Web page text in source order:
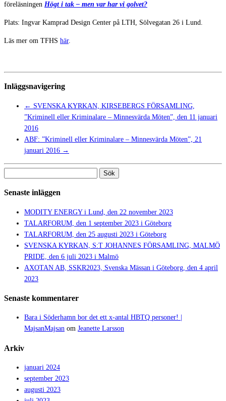
föreläsningen Högt i tak – men var har vi golvet?
Plats: Ingvar Kamprad Design Center på LTH, Sölvegatan 26 i Lund.
Läs mer om TFHS här.
Inläggsnavigering
← SVENSKA KYRKAN, KIRSEBERGS FÖRSAMLING,
”Kriminell eller Kriminalare – Minnesvärda Möten”, den 11 januari
2016
ABF: ”Kriminell eller Kriminalare – Minnesvärda Möten”, 21
januari 2016 →
Senaste inläggen
MODITY ENERGY i Lund, den 22 november 2023
TALARFORUM, den 1 september 2023 i Göteborg
TALARFORUM, den 25 augusti 2023 i Göteborg
SVENSKA KYRKAN, S:T JOHANNES FÖRSAMLING, MALMÖ
PRIDE, den 6 juli 2023 i Malmö
AXOTAN AB, SSKR2023, Svenska Mässan i Göteborg, den 4 april
2023
Senaste kommentarer
Bara i Söderhamn bor det ett x-antal HBTQ personer! |
MajsanMajsan om Jeanette Larsson
Arkiv
januari 2024
september 2023
augusti 2023